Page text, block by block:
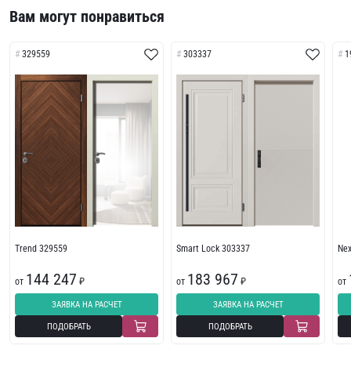
Вам могут понравиться
329559
Trend 329559
от 144 247 ₽
ЗАЯВКА НА РАСЧЕТ
ПОДОБРАТЬ
303337
Smart Lock 303337
от 183 967 ₽
ЗАЯВКА НА РАСЧЕТ
ПОДОБРАТЬ
от